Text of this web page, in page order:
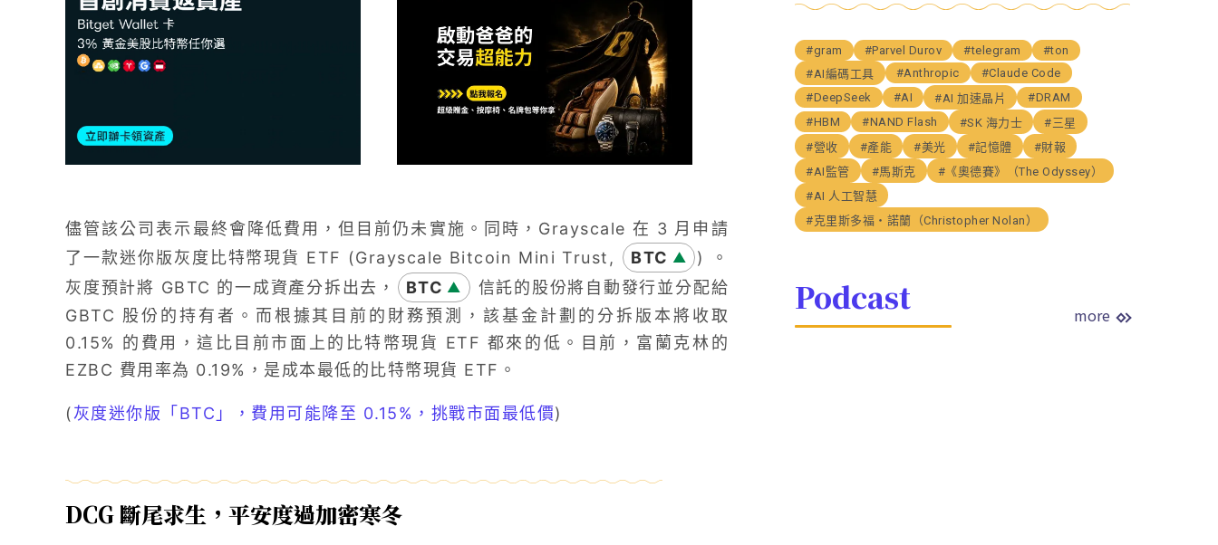
儘管該公司表示最終會降低費用，但目前仍未實施。同時，Grayscale 在 3 月申請
了一款迷你版灰度比特幣現貨 ETF (Grayscale Bitcoin Mini Trust,
BTC ▲
) 。
灰度預計將 GBTC 的一成資產分拆出去，
BTC ▲
信託的股份將自動發行並分配給
GBTC 股份的持有者。而根據其目前的財務預測，該基金計劃的分拆版本將收取
0.15% 的費用，這比目前市面上的比特幣現貨 ETF 都來的低。目前，富蘭克林的
EZBC 費用率為 0.19%，是成本最低的比特幣現貨 ETF。
(灰度迷你版「BTC」，費用可能降至 0.15%，挑戰市面最低價)
DCG 斷尾求生，平安度過加密寒冬
#gram #Parvel Durov #telegram
#ton
#AI編碼工具
#Anthropic
#Claude Code
#DeepSeek
#AI #AI 加速晶片
#DRAM
#HBM
#NAND Flash #SK 海力士
#三星
#營收
#產能 #美光 #記憶體
#財報
#AI監管
#馬斯克
#《奧德賽》（The Odyssey）
#AI 人工智慧
#克里斯多福・諾蘭（Christopher Nolan）
Podcast more